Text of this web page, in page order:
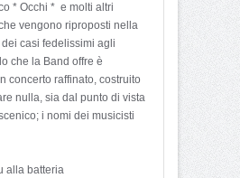
* Occhi * e molti altri
vengono riproposti nella
casi fedelissimi agli
che la Band offre è
concerto raffinato, costruito
nulla, sia dal punto di vista
i nomi dei musicisti
alla batteria